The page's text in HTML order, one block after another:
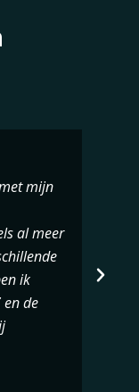
mijn
al meer
ik
de